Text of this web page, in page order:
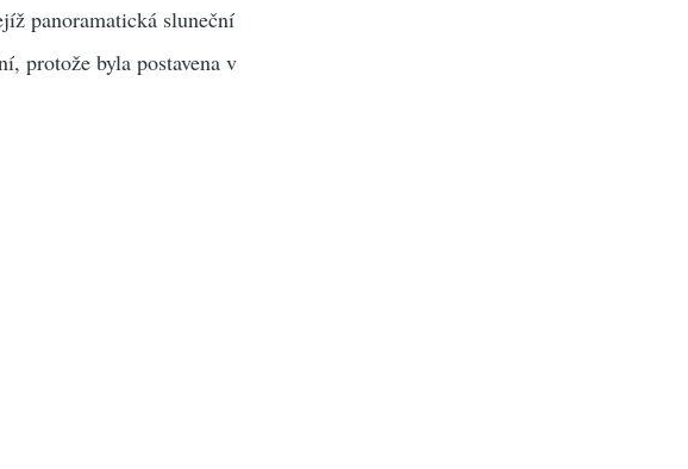
panoramatická sluneční
protože byla postavena v